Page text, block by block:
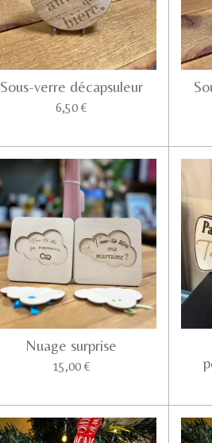
Sous-verre décapsuleur
6,50 €
Nuage surprise
15,00 €